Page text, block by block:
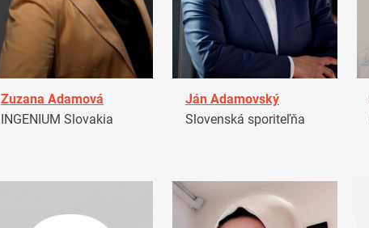
Zuzana Adamová
INGENIUM Slovakia
Ján Adamovský
Slovenská sporiteľňa